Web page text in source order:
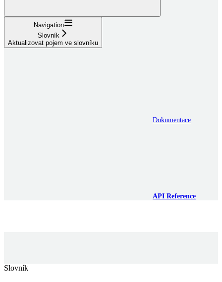
Navigation
Slovník
Aktualizovat pojem ve slovníku
Dokumentace
API Reference
Slovník